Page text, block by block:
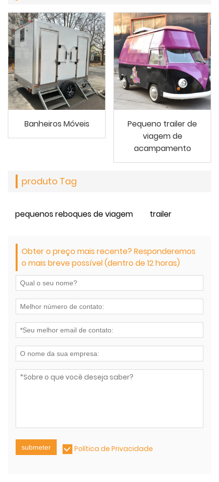
Banheiros Móveis
Pequeno trailer de
viagem de
acampamento
produto Tag
pequenos reboques de viagem trailer
Obter o preço mais recente? Responderemos
o mais breve possível (dentro de 12 horas)
submeter Política de Privacidade